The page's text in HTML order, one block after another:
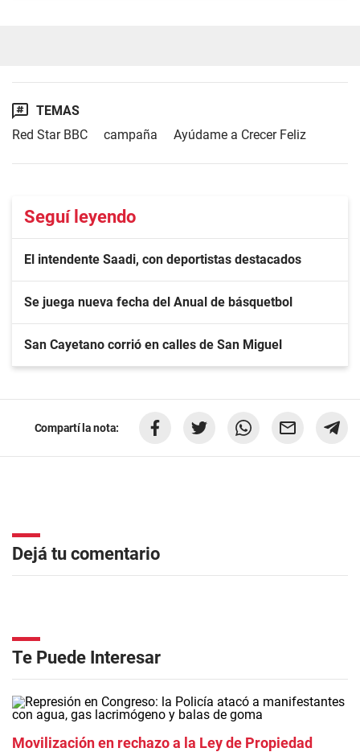
TEMAS
Red Star BBC
campaña Ayúdame a Crecer Feliz
Seguí leyendo
El intendente Saadi, con deportistas destacados
Se juega nueva fecha del Anual de básquetbol
San Cayetano corrió en calles de San Miguel
Compartí la nota:
Dejá tu comentario
Te Puede Interesar
Movilización en rechazo a la Ley de Propiedad